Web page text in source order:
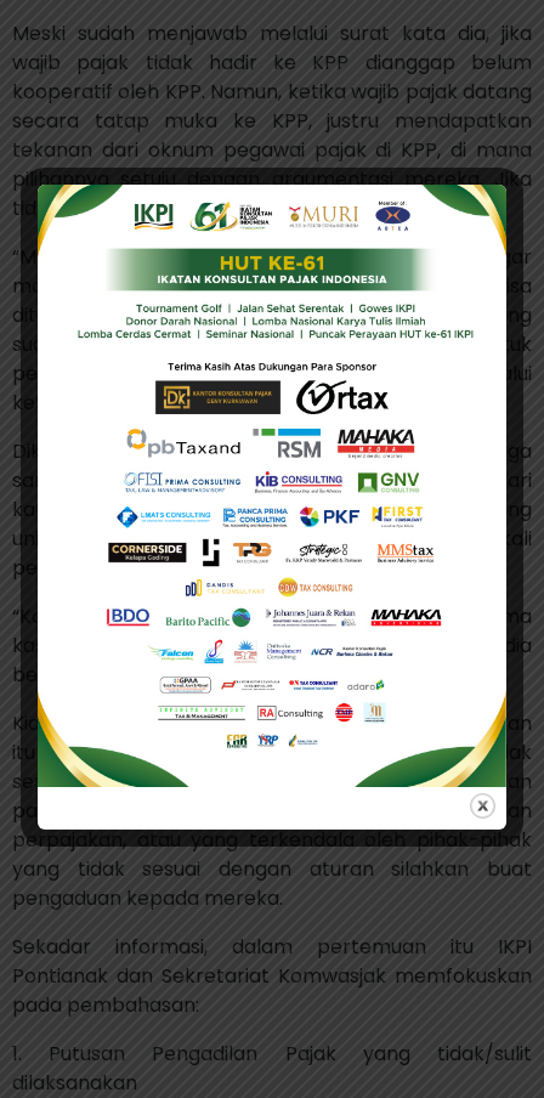
Meski sudah menjawab melalui surat kata dia, jika
wajib pajak tidak hadir ke KPP dianggap belum
kooperatif oleh KPP. Namun, ketika wajib pajak datang
secara tatap muka ke KPP, justru mendapatkan
tekanan dari oknum pegawai pajak di KPP, di mana
pilihannya setuju dengan argumentasi mereka. Jika
tidak setuju maka akan dilanjutkan pemeriksaan.
“Mudah-mudahan dari Komwasjak yang mendengar
masukan maupun keluhan yang kami sampaikan bisa
diteruskan ke DJP agar kedepan pembahasan yang
sudah kami diskusikan dapat menjadi masukan untuk
perubahan yang lebih baik,” kata Kian On melalui
keterangan tertulisnya, Senin (9/10/2023).
Dikatakannya, dalam kesempatan itu Komwasjak juga
sangat semangat mendengar masukan-masukan dari
kami, dan menurut mereka daerah Kalimantan yang
unit adalah Pontianak sebab banyak sekali
pengaduan yang masuk ke Komwasjak.
“Kami IKPI Cabang Pontianak mengucapkan terima
kasih banyak kepada Komwasjak yang bersedia
berdiskusi dan mendengar masukan ini,” ujarnya.
Kian On juga mengatakan bahwa pada kesempatan
itu Komwasjak menekankan kalau ada yang tidak
sesuai atau ada kendala apapun pada saat konsultan
pajak atau wajib pajak menjalankan kewajiban
perpajakan, atau yang terkendala oleh pihak-pihak
yang tidak sesuai dengan aturan silahkan buat
pengaduan kepada mereka.
Sekadar informasi, dalam pertemuan itu IKPI
Pontianak dan Sekretariat Komwasjak memfokuskan
pada pembahasan:
1. Putusan Pengadilan Pajak yang tidak/sulit
dilaksanakan